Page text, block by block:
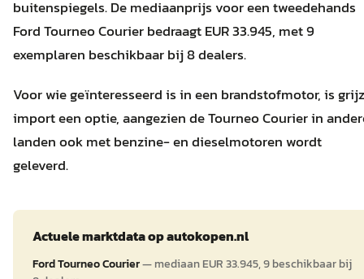
buitenspiegels. De mediaanprijs voor een tweedehands
Ford Tourneo Courier bedraagt EUR 33.945, met 9
exemplaren beschikbaar bij 8 dealers.
Voor wie geïnteresseerd is in een brandstofmotor, is
import een optie, aangezien de Tourneo Courier in
landen ook met benzine- en dieselmotoren wordt
geleverd.
Actuele marktdata opautokopen.nl
Ford Tourneo Courier—mediaanEUR 33.945,9beschikbaar bij